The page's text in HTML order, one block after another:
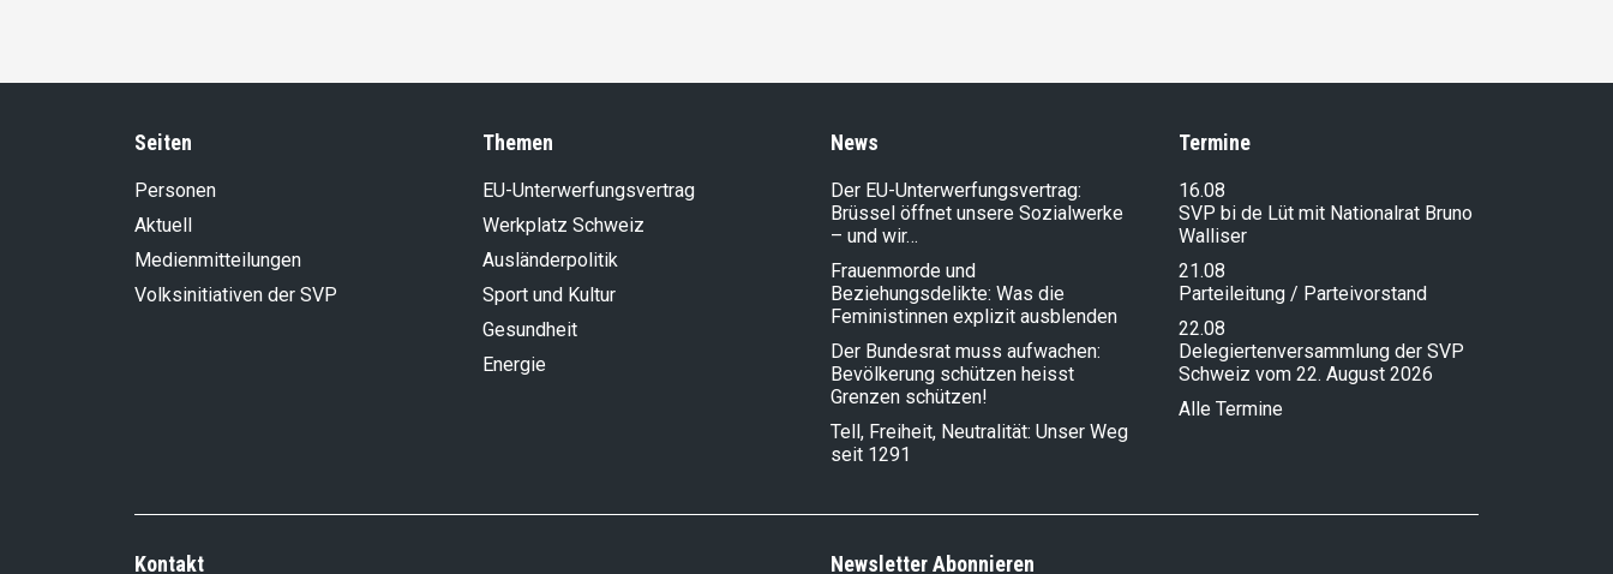
Seiten
Personen
Aktuell
Medienmitteilungen
Volksinitiativen der SVP
Themen
EU-Unterwerfungsvertrag
Werkplatz Schweiz
Ausländer­politik
Sport und Kultur
Gesundheit
Energie
News
Der EU-Unterwerfungsvertrag:
Brüssel öffnet unsere Sozialwerke
– und wir…
Frauenmorde und
Beziehungsdelikte: Was die
Feministinnen explizit ausblenden
Der Bundesrat muss aufwachen:
Bevölkerung schützen heisst
Grenzen schützen!
Tell, Freiheit, Neutralität: Unser Weg
seit 1291
Termine
16.08
SVP bi de Lüt mit Nationalrat Bruno
Walliser
21.08
Parteileitung / Parteivorstand
22.08
Delegiertenversammlung der SVP
Schweiz vom 22. August 2026
Alle Termine
Kontakt Newsletter Abonnieren